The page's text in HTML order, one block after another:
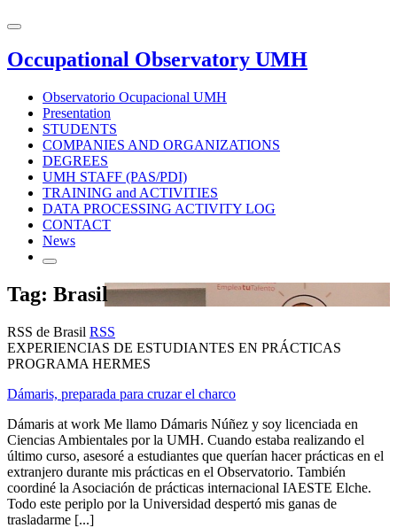
Occupational Observatory UMH
Observatorio Ocupacional UMH
Presentation
STUDENTS
COMPANIES AND ORGANIZATIONS
DEGREES
UMH STAFF (PAS/PDI)
TRAINING and ACTIVITIES
DATA PROCESSING ACTIVITY LOG
CONTACT
News
Tag: Brasil
RSS de Brasil RSS
EXPERIENCIAS DE ESTUDIANTES EN PRÁCTICAS
PROGRAMA HERMES
Dámaris, preparada para cruzar el charco
Dámaris at work Me llamo Dámaris Núñez y soy licenciada en
Ciencias Ambientales por la UMH. Cuando estaba realizando el
último curso, asesoré a estudiantes que querían hacer prácticas en el
extranjero durante mis prácticas en el Observatorio. También
coordiné la Asociación de prácticas internacional IAESTE Elche.
Todo este periplo por la Universidad despertó mis ganas de
trasladarme [...]